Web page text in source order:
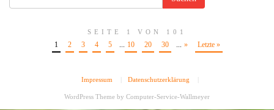
SEITE 1 VON 101
1 2 3 4 5 ... 10 20 30 ... » Letzte »
Impressum Datenschutzerklärung
WordPress Theme by Computer-Service-Wallmeyer